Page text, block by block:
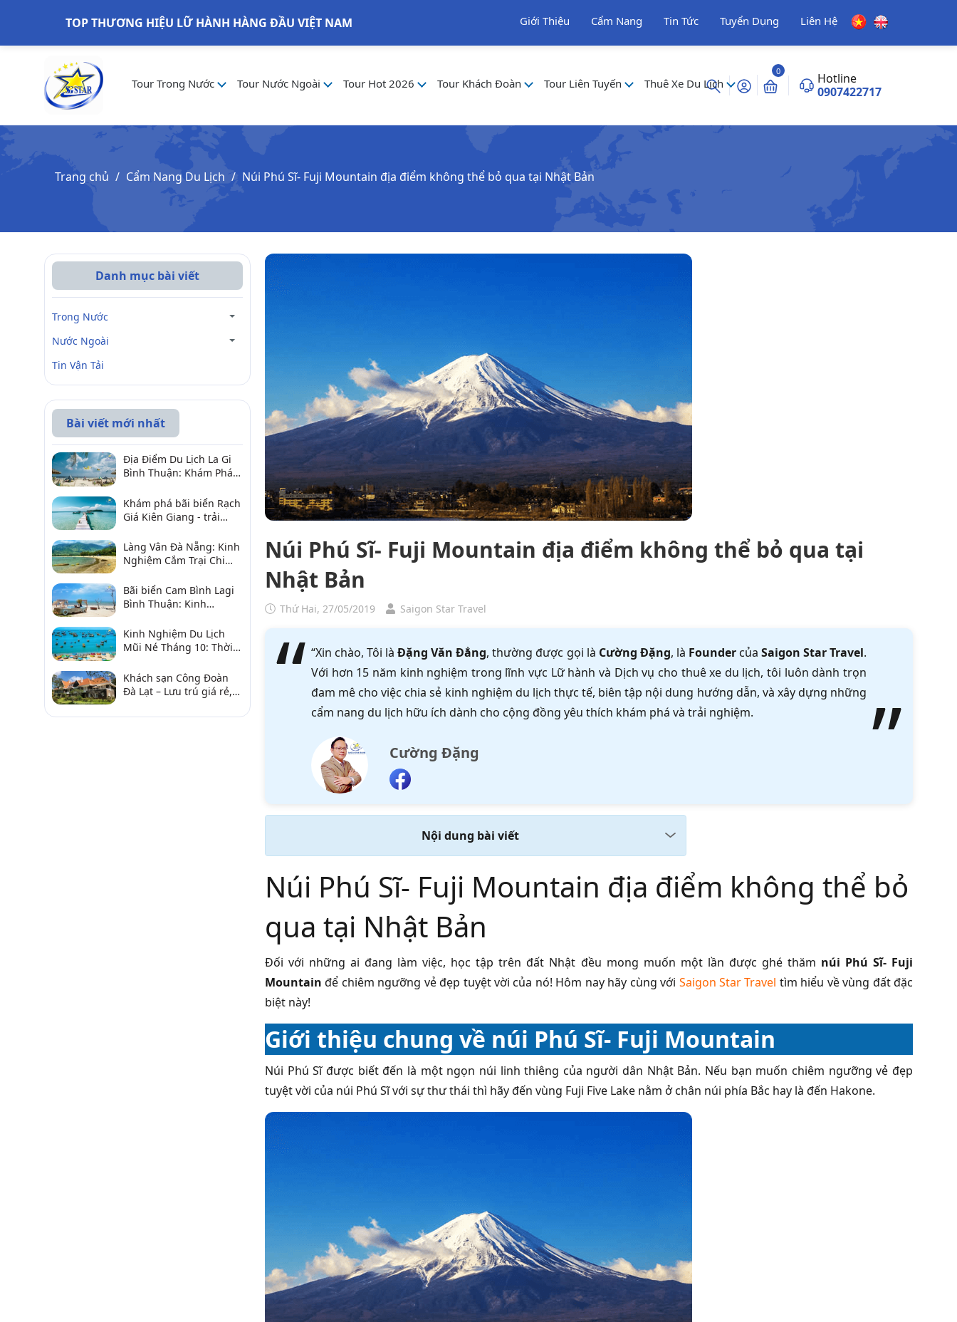
TOP THƯƠNG HIỆU LỮ HÀNH HÀNG ĐẦU VIỆT NAM Giới Thiệu Cẩm Nang Tin Tức Tuyển Dụng Liên Hệ
Tour Trong Nước Tour Nước Ngoài Tour Hot 2026 Tour Khách Đoàn Tour Liên Tuyến Thuê Xe Du Lịch
0
Hotline
0907422717
Trang chủ Cẩm Nang Du Lịch Núi Phú Sĩ- Fuji Mountain địa điểm không thể bỏ qua tại Nhật Bản
Núi Phú Sĩ- Fuji Mountain địa điểm không thể bỏ qua tại
Nhật Bản
Thứ Hai, 27/05/2019 Saigon Star Travel
“Xin chào, Tôi làĐặng Văn Đẳng, thường được gọi là Cường Đặng, là Foundercủa Saigon Star Travel.
Với hơn 15 năm kinh nghiệm trong lĩnh vực Lữ hành và Dịch vụ cho thuê xe du lịch, tôi luôn dành trọn
đam mê cho việc chia sẻ kinh nghiệm du lịch thực tế, biên tập nội dung hướng dẫn, và xây dựng những
cẩm nang du lịch hữu ích dành cho cộng đồng yêu thích khám phá và trải nghiệm.
Cường Đặng
Nội dung bài viết
Núi Phú Sĩ- Fuji Mountain địa điểm không thể bỏ
qua tại Nhật Bản
Đối với những ai đang làm việc, học tập trên đất Nhật đều mong muốn một lần được ghé thăm núi Phú Sĩ- Fuji
Mountain để chiêm ngưỡng vẻ đẹp tuyệt vời của nó! Hôm nay hãy cùng với Saigon Star Travel tìm hiểu về vùng đất đặc
biệt này!
Giới thiệu chung về núi Phú Sĩ- Fuji Mountain
Núi Phú Sĩ được biết đến là một ngọn núi linh thiêng của người dân Nhật Bản. Nếu bạn muốn chiêm ngưỡng vẻ đẹp
tuyệt vời của núi Phú Sĩ với sự thư thái thì hãy đến vùng Fuji Five Lake nằm ở chân núi phía Bắc hay là đến Hakone.
Danh mục bài viết
Trong Nước
Nước Ngoài
Tin Vận Tải
Bài viết mới nhất
Địa Điểm Du Lịch La Gi
Bình Thuận: Khám Phá 6
2026
Khám phá bãi biển Rạch
Giá Kiên Giang - trải
Làng Vân Đà Nẵng: Kinh
Nghiệm Cắm Trại Chi
Bãi biển Cam Bình Lagi
Bình Thuận: Kinh
sản, điểm gần
Kinh Nghiệm Du Lịch
Mũi Né Tháng 10: Thời
Khách sạn Công Đoàn
Đà Lạt – Lưu trú giá rẻ,
Hương